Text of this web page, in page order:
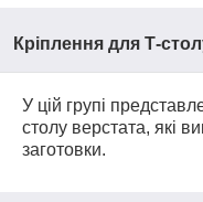
Кріплення для Т-
У цій групі
столу верстата, які
заготовки.